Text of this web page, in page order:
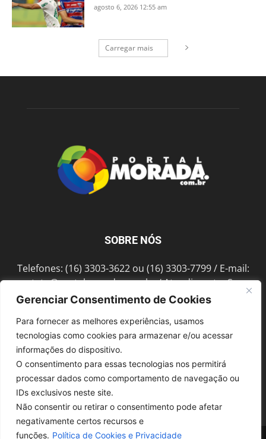
Gerenciar Consentimento de Cookies
Para fornecer as melhores experiências, usamos
tecnologias como cookies para armazenar e/ou acessar
informações do dispositivo.
O consentimento para essas tecnologias nos permitirá
processar dados como comportamento de navegação ou
IDs exclusivos neste site.
Não consentir ou retirar o consentimento pode afetar
negativamente certos recursos e
funções. Política de Cookies e Privacidade
agosto 6, 2026 12:55 am
Carregar mais
SOBRE NÓS
Telefones: (16) 3303-3622 ou (16) 3303-7799 / E-mail:
contato@portalmorada.com.br/ Atendimento: Seg a
Sex das 8h às 18h / Endereço: Av. Bento de Abreu, 889
SIGA-NOS